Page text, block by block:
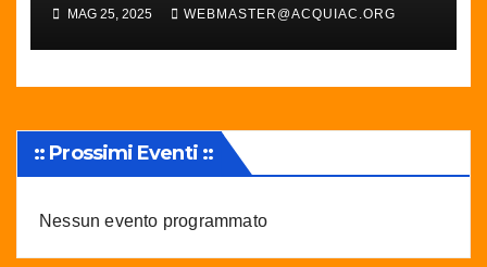
Oreglia
MAG 25, 2025 WEBMASTER@ACQUIAC.ORG
:: Prossimi Eventi ::
Nessun evento programmato